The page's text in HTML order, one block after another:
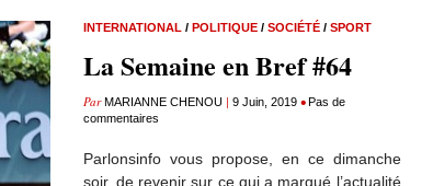
INTERNATIONAL / POLITIQUE/ SOCIÉTÉ/ SPORT
La Semaine en Bref #64
ParMARIANNE CHENOU| 9 Juin, 2019 •Pas de
commentaires
Parlonsinfo vous propose, en ce dimanche
soir, de revenir sur ce qui a marqué l’actualité